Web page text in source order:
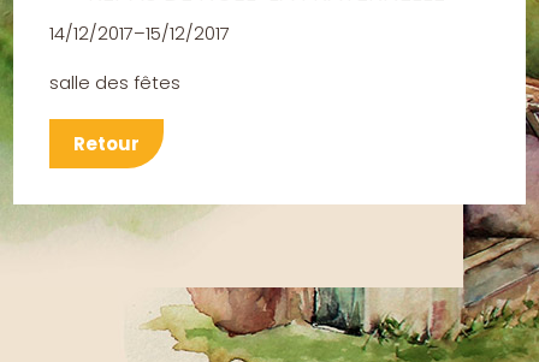
14/12/2017–15/12/2017
salle des fêtes
Retour